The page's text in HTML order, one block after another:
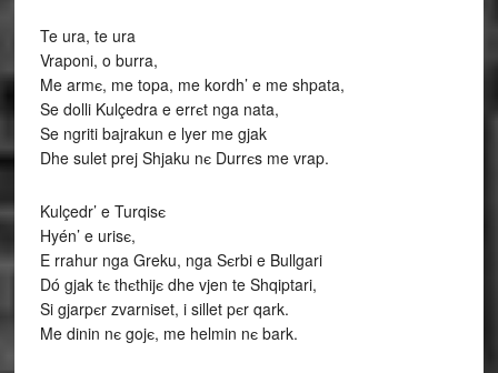
Te ura, te ura
Vraponi, o burra,
Me armє, me topa, me kordh’ e me shpata,
Se dolli Kulçedra e errєt nga nata,
Se ngriti bajrakun e lyer me gjak
Dhe sulet prej Shjaku nє Durrєs me vrap.
Kulçedr’ e Turqisє
Hyén’ e urisє,
E rrahur nga Greku, nga Sєrbi e Bullgari
Dó gjak tє thєthijє dhe vjen te Shqiptari,
Si gjarpєr zvarniset, i sillet pєr qark.
Me dinin nє gojє, me helmin nє bark.